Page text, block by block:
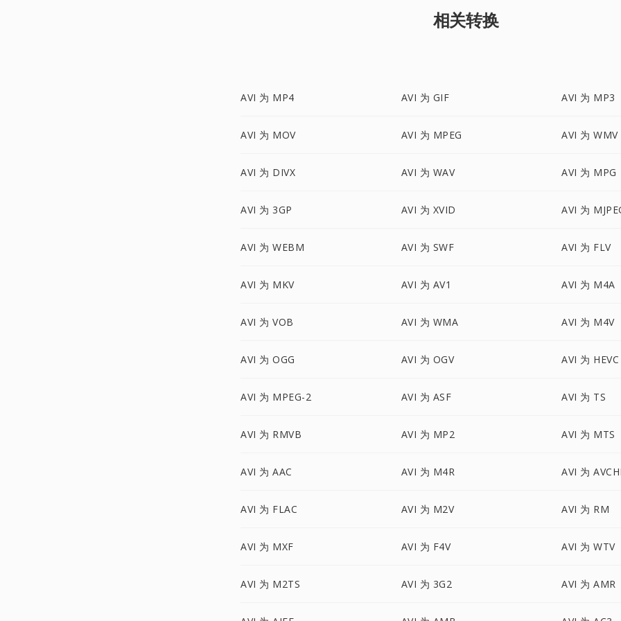
相关转换
AVI 为 MP4 AVI 为 GIF AVI 为 MP3
AVI 为 MOV AVI 为 MPEG AVI 为 WMV
AVI 为 DIVX AVI 为 WAV AVI 为 MPG
AVI 为 3GP AVI 为 XVID AVI 为
AVI 为 WEBM AVI 为 SWF AVI 为 FLV
AVI 为 MKV AVI 为 AV1 AVI 为 M4A
AVI 为 VOB AVI 为 WMA AVI 为 M4V
AVI 为 OGG AVI 为 OGV AVI 为 HEVC
AVI 为 MPEG-2 AVI 为 ASF AVI 为 TS
AVI 为 RMVB AVI 为 MP2 AVI 为 MTS
AVI 为 AAC AVI 为 M4R AVI 为
AVI 为 FLAC AVI 为 M2V AVI 为 RM
AVI 为 MXF AVI 为 F4V AVI 为 WTV
AVI 为 M2TS AVI 为 3G2 AVI 为 AMR